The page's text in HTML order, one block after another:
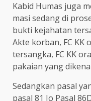
Kabid Humas juga
masi sedang di
bukti kejahatan
Akte korban, FC KK
tersangka, FC KK
pakaian yang
Sedangkan pasal
pasal 81 Jo Pasal